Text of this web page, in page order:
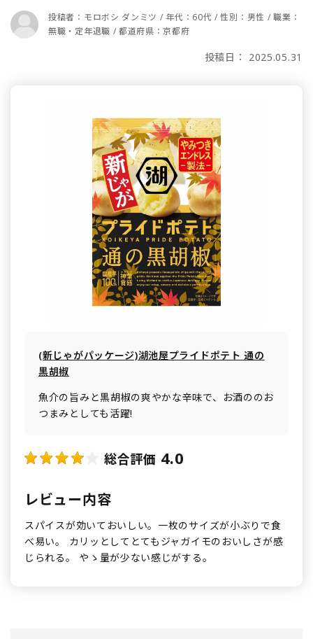
投稿者：モロボシ ダンミツ / 年代：60代 / 性別：男性 / 職業：
無職・定年退職 / 都道府県：京都府
投稿日： 2025.05.31
(新じゃがパッケージ)湖池屋プライドポテト 通の
黒胡椒
魚介の旨みと黒胡椒の爽やかな辛味で、お酒ののお
つまみとしても活躍!
総合評価 4.0
レビュー内容
スパイスが効いておいしい。一枚のサイズが小ぶりで食
べ易い。 カリッとしてとてもジャガイモのおいしさが感
じられる。 やゝ量が少ない感じがする。